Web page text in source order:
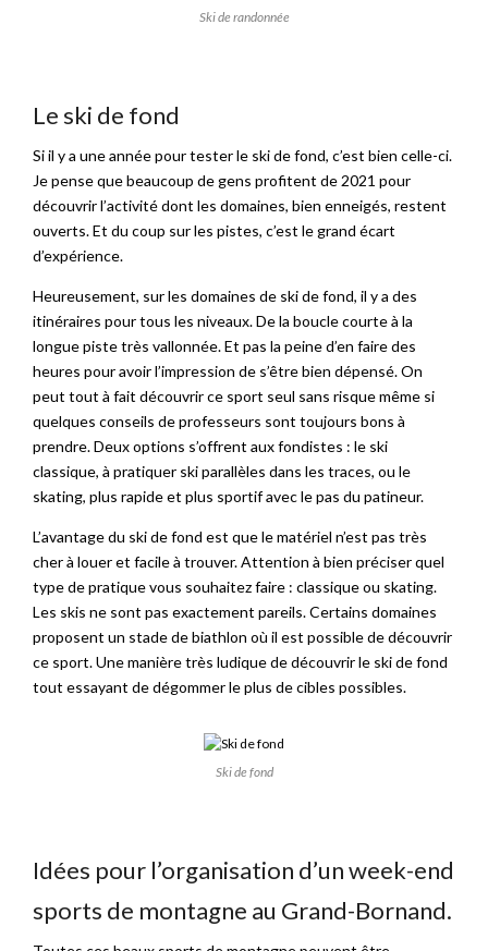
Ski de randonnée
Le ski de fond
Si il y a une année pour tester le ski de fond, c’est bien celle-ci.
Je pense que beaucoup de gens profitent de 2021 pour
découvrir l’activité dont les domaines, bien enneigés, restent
ouverts. Et du coup sur les pistes, c’est le grand écart
d’expérience.
Heureusement, sur les domaines de ski de fond, il y a des
itinéraires pour tous les niveaux. De la boucle courte à la
longue piste très vallonnée. Et pas la peine d’en faire des
heures pour avoir l’impression de s’être bien dépensé. On
peut tout à fait découvrir ce sport seul sans risque même si
quelques conseils de professeurs sont toujours bons à
prendre. Deux options s’offrent aux fondistes : le ski
classique, à pratiquer ski parallèles dans les traces, ou le
skating, plus rapide et plus sportif avec le pas du patineur.
L’avantage du ski de fond est que le matériel n’est pas très
cher à louer et facile à trouver. Attention à bien préciser quel
type de pratique vous souhaitez faire : classique ou skating.
Les skis ne sont pas exactement pareils. Certains domaines
proposent un stade de biathlon où il est possible de découvrir
ce sport. Une manière très ludique de découvrir le ski de fond
tout essayant de dégommer le plus de cibles possibles.
Ski de fond
Idées pour l’organisation d’un week-end
sports de montagne au Grand-Bornand.